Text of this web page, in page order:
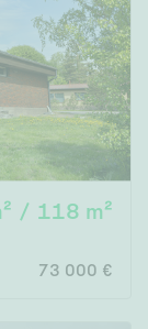
/ 118 m²
73 000 €